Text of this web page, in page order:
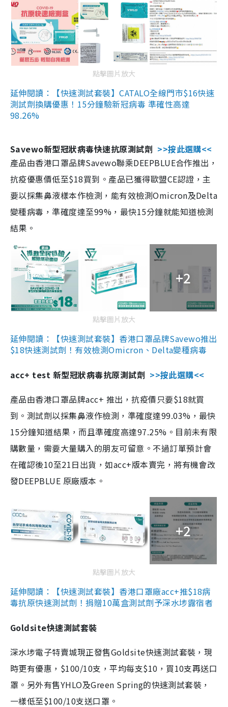
點擊圖片放大
延伸閱讀：【快速測試套裝】CATALO全線門市$16快速
測試劑換購優惠！15分鐘驗新冠病毒 準確性高達
98.26%
Savewo新型冠狀病毒快速抗原測試劑 >>按此選購<<
產品由香港口罩品牌Savewo聯乘DEEPBLUE合作推出，
抗疫優惠價低至$18買到。產品已獲得歐盟CE認證，主
要以採集鼻液樣本作檢測，能有效檢測Omicron及Delta
變種病毒，準確度達至99%，最快15分鐘就能知道檢測
結果。
+2
點擊圖片放大
延伸閱讀：【快速測試套裝】香港口罩品牌Savewo推出
$18快速測試劑！有效檢測Omicron、Delta變種病毒
acc+ test 新型冠狀病毒抗原測試劑 >>按此選購<<
產品由香港口罩品牌acc+ 推出，抗疫價只要$18就買
到。測試劑以採集鼻液作檢測，準確度達99.03%，最快
15分鐘知道結果，而且準確度高達97.25%。目前未有限
購數量，需要大量購入的朋友可留意。不過訂單預計會
在確認後10至21日出貨，如acc+版本賣完，將有機會改
發DEEPBLUE 原廠版本。
+2
點擊圖片放大
延伸閱讀：【快速測試套裝】香港口罩廠acc+推$18病
毒抗原快速測試劑！捐贈10萬盒測試劑予深水埗露宿者
Goldsite快速測試套裝
深水埗電子特賣城現正發售Goldsite快速測試套裝，現
時更有優惠，$100/10支，平均每支$10，買10支再送口
罩。另外有售YHLO及Green Spring的快速測試套裝，
一樣低至$100/10支送口罩。